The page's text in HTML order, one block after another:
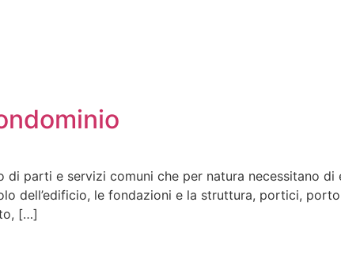
parti e servizi comuni che per natura necessitano di
dell’edificio, le fondazioni e la struttura, portici,
[…]